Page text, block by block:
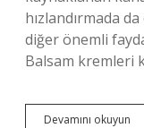
hızlandırmada
diğer önemli
Balsam kremleri
Devamını okuyun